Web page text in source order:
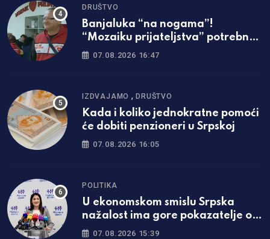
DRUŠTVO
Banjaluka “na nogama”!
“Mozaiku prijateljstva” potrebna
parcela za gradnju javne kuhinje
07.08.2026 16:47
IZDVAJAMO ,DRUŠTVO
Kada i koliko jednokratne pomoći
će dobiti penzioneri u Srpskoj
07.08.2026 16:05
POLITIKA
U ekonomskom smislu Srpska
nažalost ima gore pokazatelje od
Federacije
07.08.2026 15:39